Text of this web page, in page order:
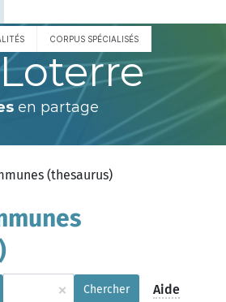
CORPUS SPÉCIALISÉS
Loterre
en partage
(thesaurus)
× Chercher Aide